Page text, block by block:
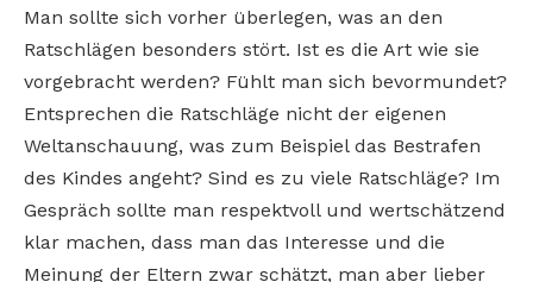
Man sollte sich vorher überlegen, was an den
Ratschlägen besonders stört. Ist es die Art wie sie
vorgebracht werden? Fühlt man sich bevormundet?
Entsprechen die Ratschläge nicht der eigenen
Weltanschauung, was zum Beispiel das Bestrafen
des Kindes angeht? Sind es zu viele Ratschläge? Im
Gespräch sollte man respektvoll und wertschätzend
klar machen, dass man das Interesse und die
Meinung der Eltern zwar schätzt, man aber lieber